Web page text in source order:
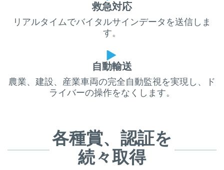
救急対応
リアルタイムでバイタルサインデータを送信しま
す。
自動輸送
農業、建設、産業車両の完全自動監視を実現し、ド
ライバーの操作をなくします。
各種賞、認証を
続々取得